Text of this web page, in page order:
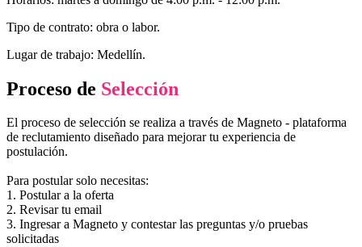
Tipo de contrato: obra o labor.
Lugar de trabajo: Medellín.
Proceso de Selección
El proceso de selección se realiza a través de Magneto - plataforma
de reclutamiento diseñado para mejorar tu experiencia de
postulación.
Para postular solo necesitas:
1. Postular a la oferta
2. Revisar tu email
3. Ingresar a Magneto y contestar las preguntas y/o pruebas
solicitadas